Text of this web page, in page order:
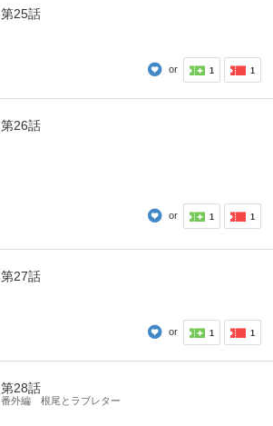
第25話
or 1 1
第26話
or 1 1
第27話
or 1 1
第28話
番外編 根尾とラブレター